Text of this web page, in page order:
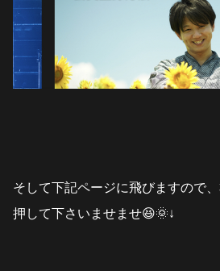
そして下記ページに飛びますので
押して下さいませませ😆🌞↓